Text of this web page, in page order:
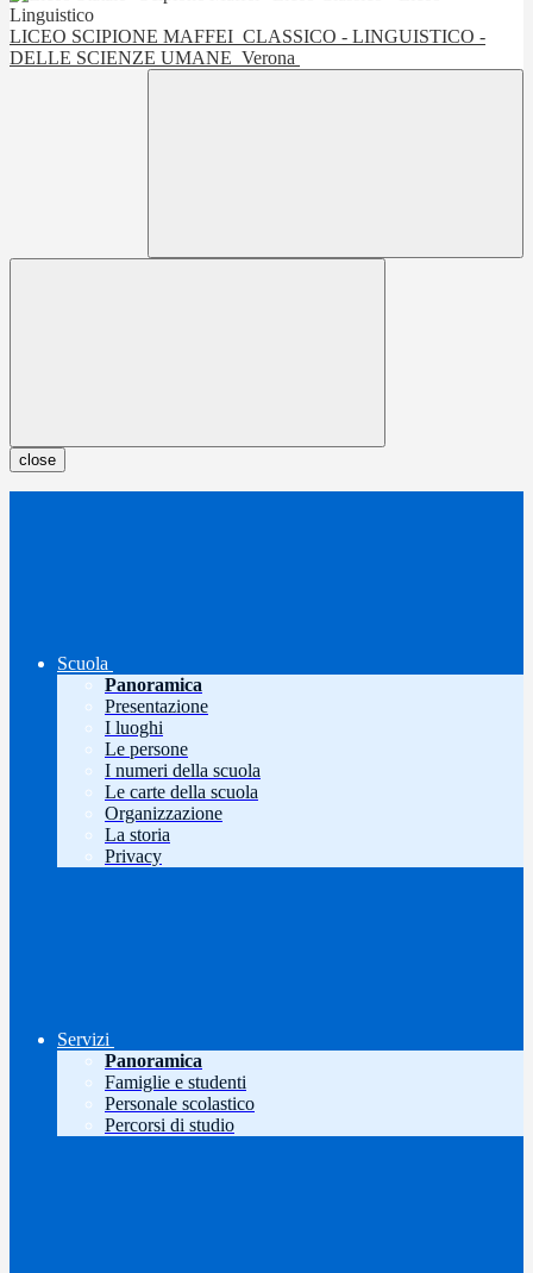
LICEO SCIPIONE MAFFEI CLASSICO - LINGUISTICO -
DELLE SCIENZE UMANE Verona
close
Scuola
Panoramica
Presentazione
I luoghi
Le persone
I numeri della scuola
Le carte della scuola
Organizzazione
La storia
Privacy
Servizi
Panoramica
Famiglie e studenti
Personale scolastico
Percorsi di studio